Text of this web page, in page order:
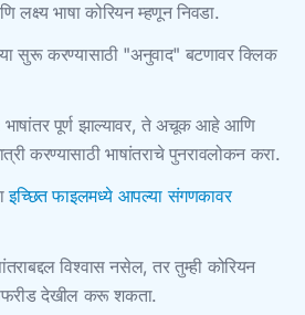
भाषा कोरियन म्हणून निवडा.
सुरू करण्यासाठी "अनुवाद" बटणावर क्लिक
भाषांतर पूर्ण झाल्यावर, ते अचूक आहे आणि
करण्यासाठी भाषांतराचे पुनरावलोकन करा.
इच्छित फाइलमध्ये आपल्या संगणकावर
विश्वास नसेल, तर तुम्ही कोरियन
देखील करू शकता.